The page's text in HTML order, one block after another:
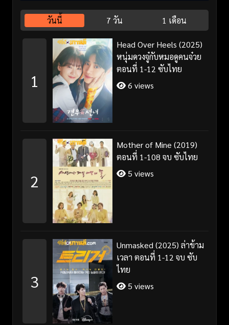
วันนี้ 7 วัน 1 เดือน
1
Head Over Heels (2025)
หนุ่มดวงจู๋กับหมอดูคนจ๋วย
ตอนที่ 1-12 ซับไทย
6 views
2
Mother of Mine (2019)
ตอนที่ 1-108 จบ ซับไทย
5 views
3
Unmasked (2025) ล่าข้าม
เวลา ตอนที่ 1-12 จบ ซับ
ไทย
5 views